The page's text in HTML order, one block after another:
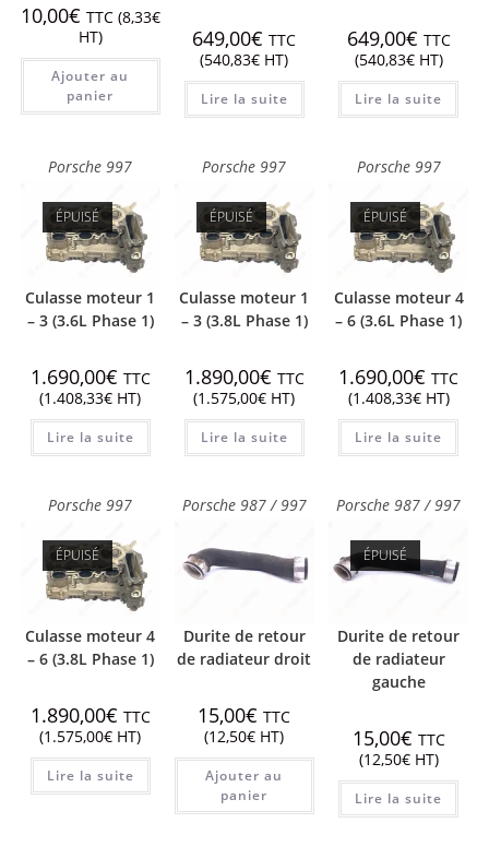
10,00€ TTC (8,33€
HT)
Ajouter au
panier
649,00€ TTC
(540,83€ HT)
Lire la suite
649,00€ TTC
(540,83€HT)
Lire la suite
Porsche 997
ÉPUISÉ
Culasse moteur 1
– 3 (3.6L Phase 1)
1.690,00€ TTC
(1.408,33€ HT)
Lire la suite
Porsche 997
ÉPUISÉ
Culasse moteur 1
– 3 (3.8L Phase 1)
1.890,00€ TTC
(1.575,00€ HT)
Lire la suite
Porsche 997
ÉPUISÉ
Culasse moteur 4
– 6 (3.6L Phase 1)
1.690,00€ TTC
(1.408,33€HT)
Lire la suite
Porsche 997
ÉPUISÉ
Culasse moteur 4
– 6 (3.8L Phase 1)
1.890,00€ TTC
(1.575,00€ HT)
Lire la suite
Porsche 987 / 997
Durite de retour
de radiateur droit
15,00€ TTC
(12,50€ HT)
Ajouter au
panier
Porsche 987 / 997
ÉPUISÉ
Durite de retour
de radiateur
gauche
15,00€ TTC
(12,50€HT)
Lire la suite